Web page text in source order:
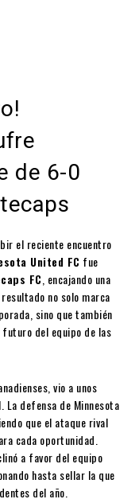
de 6-0
el reciente encuentro
United FC fue
FC , encajando una
resultado no solo marca
sino que también
del equipo de las
vio a unos
defensa de Minnesota
que el ataque rival
cada oportunidad.
a favor del equipo
hasta sellar la que
del año.